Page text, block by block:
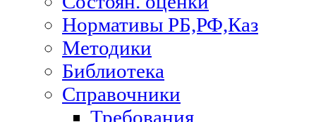
Нормативы РБ,РФ,Каз
Методики
Библиотека
Справочники
Требования